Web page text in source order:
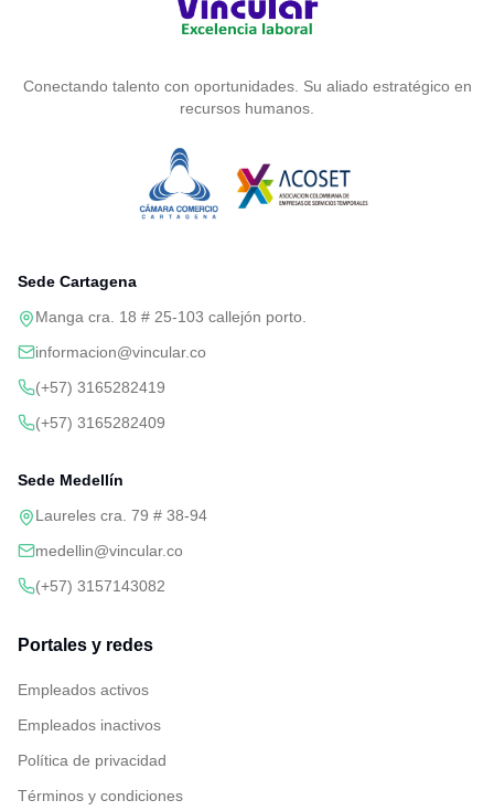
Conectando talento con oportunidades. Su aliado estratégico en
recursos humanos.
Sede Cartagena
Manga cra. 18 # 25-103 callejón porto.
informacion@vincular.co
(+57) 3165282419
(+57) 3165282409
Sede Medellín
Laureles cra. 79 # 38-94
medellin@vincular.co
(+57) 3157143082
Portales y redes
Empleados activos
Empleados inactivos
Política de privacidad
Términos y condiciones